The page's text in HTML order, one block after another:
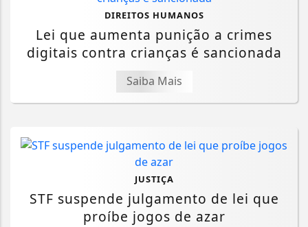
DIREITOS HUMANOS
Lei que aumenta punição a crimes
digitais contra crianças é sancionada
Saiba Mais
JUSTIÇA
STF suspende julgamento de lei que
proíbe jogos de azar